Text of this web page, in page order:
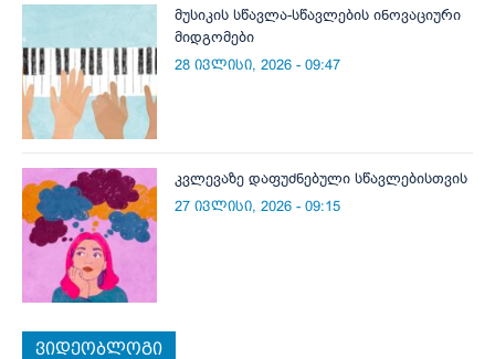
მუსიკის სწავლა-სწავლების ინოვაციური
მიდგომები
28 ივლისი, 2026 - 09:47
კვლევაზე დაფუძნებული სწავლებისთვის
27 ივლისი, 2026 - 09:15
ვიდეობლოგი